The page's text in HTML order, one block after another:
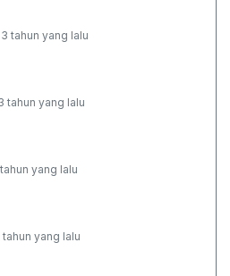
3 tahun yang lalu
tahun yang lalu
yang lalu
tahun yang lalu